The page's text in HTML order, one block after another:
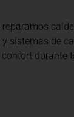
sistemas de
durante